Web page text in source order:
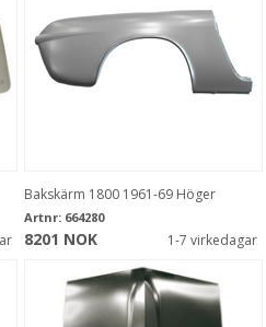
Bakskärm 1800 1961-69 Höger
Artnr: 664280
8201 NOK 1-7 virkedagar